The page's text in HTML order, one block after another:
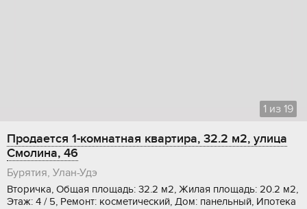
1 из 19
Продается 1-комнатная квартира, 32.2 м2, улица
Смолина, 46
Бурятия, Улан-Удэ
Вторичка, Общая площадь: 32.2 м2, Жилая площадь: 20.2 м2,
Этаж: 4 / 5, Ремонт: косметический, Дом: панельный, Ипотека